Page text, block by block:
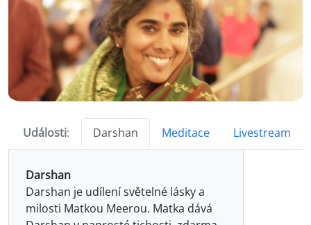
Události: Darshan Meditace Livestream
Darshan
Darshan je udílení světelné lásky a
milosti Matkou Meerou. Matka dává